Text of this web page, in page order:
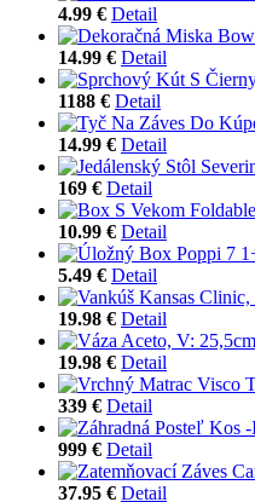
4.99 € Detail
14.99 € Detail
1188 € Detail
14.99 € Detail
169 € Detail
10.99 € Detail
5.49 € Detail
19.98 € Detail
19.98 € Detail
339 € Detail
999 € Detail
37.95 € Detail